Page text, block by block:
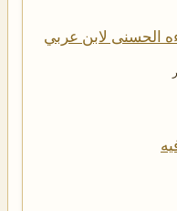
الحسنى لابن عربي